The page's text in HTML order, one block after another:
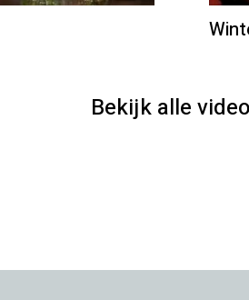
Bekijk alle